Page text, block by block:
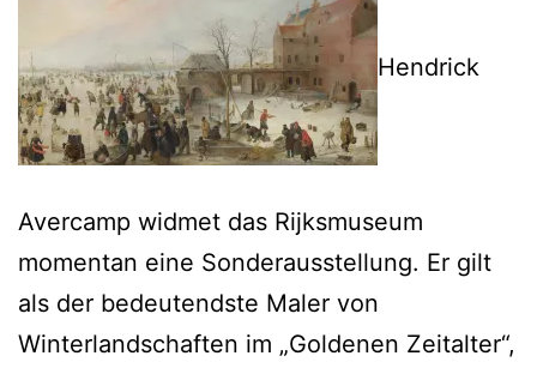
Hendrick
Avercamp widmet das Rijksmuseum
momentan eine Sonderausstellung. Er gilt
als der bedeutendste Maler von
Winterlandschaften im „Goldenen Zeitalter“,